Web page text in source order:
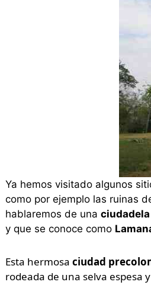
Ya hemos visitado algunos
como por ejemplo las ruinas
hablaremos de una ciudadela
y que se conoce como
Esta hermosa ciudad
rodeada de una selva espesa